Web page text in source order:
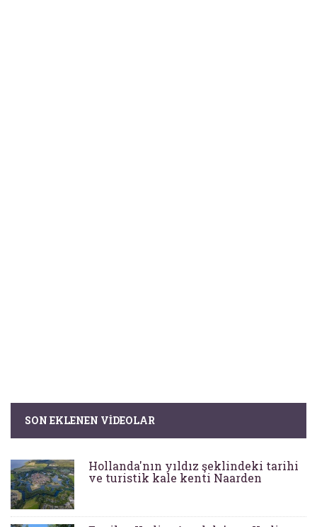
SON EKLENEN VIDEOLAR
Hollanda'nın yıldız şeklindeki tarihi
ve turistik kale kenti Naarden